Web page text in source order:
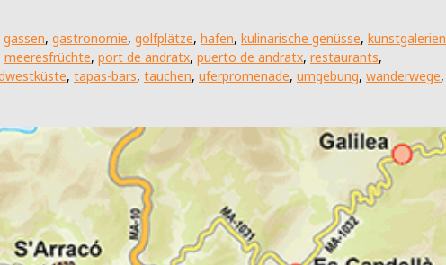
gassen, gastronomie, golfplätze, hafen, kulinarische genüsse, kunstgalerien
meeresfrüchte, port de andratx, puerto de andratx, restaurants,
, tapas-bars, tauchen, uferpromenade, umgebung, wanderwege,